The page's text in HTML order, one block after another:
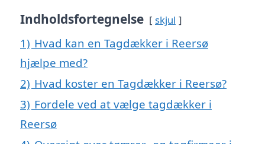
Indholdsfortegnelse skjul
1) Hvad kan en Tagdækker i Reersø
hjælpe med?
2) Hvad koster en Tagdækker i Reersø?
3) Fordele ved at vælge tagdækker i
Reersø